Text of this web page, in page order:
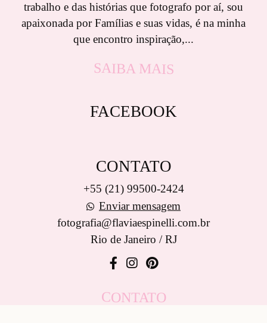
trabalho e das histórias que fotografo por aí, sou
apaixonada por Famílias e suas vidas, é na minha
que encontro inspiração,...
SAIBA MAIS
FACEBOOK
CONTATO
+55 (21) 99500-2424
Enviar mensagem
fotografia@flaviaespinelli.com.br
Rio de Janeiro / RJ
CONTATO